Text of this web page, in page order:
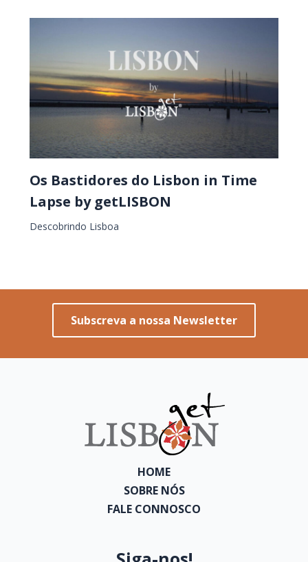
Os Bastidores do Lisbon in Time
Lapse by getLISBON
Descobrindo Lisboa
Subscreva a nossa Newsletter
HOME
SOBRE NÓS
FALE CONNOSCO